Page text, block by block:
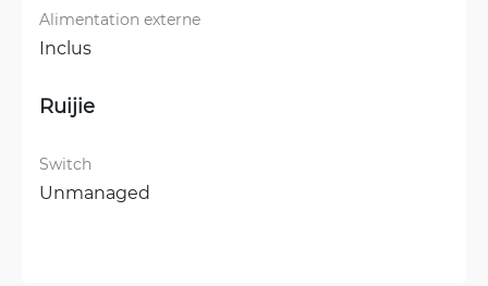
Alimentation externe
Inclus
Ruijie
Switch
Unmanaged